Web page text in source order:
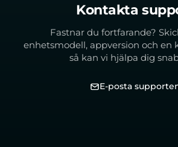
Kontakta
Fastnar du fortfarande?
enhetsmodell, appversion och en
så kan vi hjälpa dig
E-posta